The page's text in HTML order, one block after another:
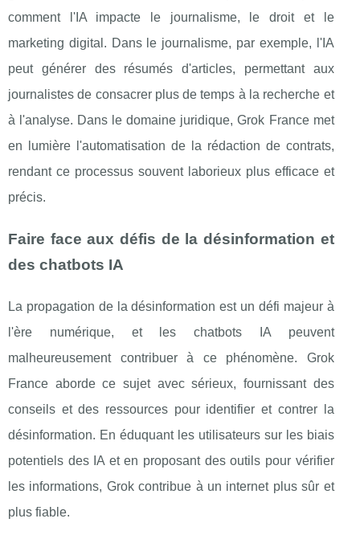
comment l'IA impacte le journalisme, le droit et le
marketing digital. Dans le journalisme, par exemple, l'IA
peut générer des résumés d'articles, permettant aux
journalistes de consacrer plus de temps à la recherche et
à l'analyse. Dans le domaine juridique, Grok France met
en lumière l'automatisation de la rédaction de contrats,
rendant ce processus souvent laborieux plus efficace et
précis.
Faire face aux défis de la désinformation et
des chatbots IA
La propagation de la désinformation est un défi majeur à
l'ère numérique, et les chatbots IA peuvent
malheureusement contribuer à ce phénomène. Grok
France aborde ce sujet avec sérieux, fournissant des
conseils et des ressources pour identifier et contrer la
désinformation. En éduquant les utilisateurs sur les biais
potentiels des IA et en proposant des outils pour vérifier
les informations, Grok contribue à un internet plus sûr et
plus fiable.